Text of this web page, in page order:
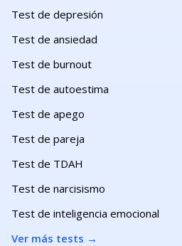
Test de depresión
Test de ansiedad
Test de burnout
Test de autoestima
Test de apego
Test de pareja
Test de TDAH
Test de narcisismo
Test de inteligencia emocional
Ver más tests →